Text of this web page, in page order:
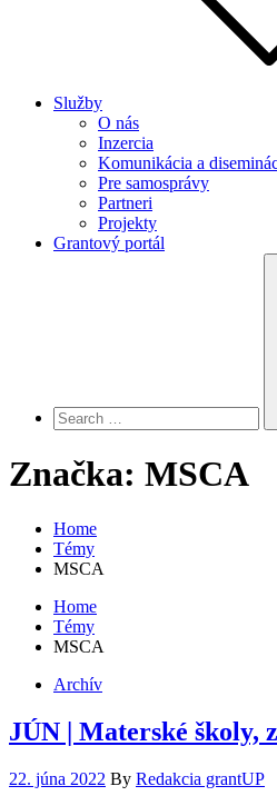
Služby
O nás
Inzercia
Komunikácia a
Pre samosprávy
Partneri
Projekty
Grantový portál
Značka: MSCA
Home
Témy
MSCA
Home
Témy
MSCA
Archív
JÚN | Materské školy,
Posted
22. júna 2022 By Redakcia grantUP